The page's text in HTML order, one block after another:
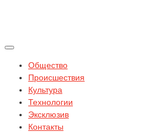
Общество
Происшествия
Культура
Технологии
Эксклюзив
Контакты